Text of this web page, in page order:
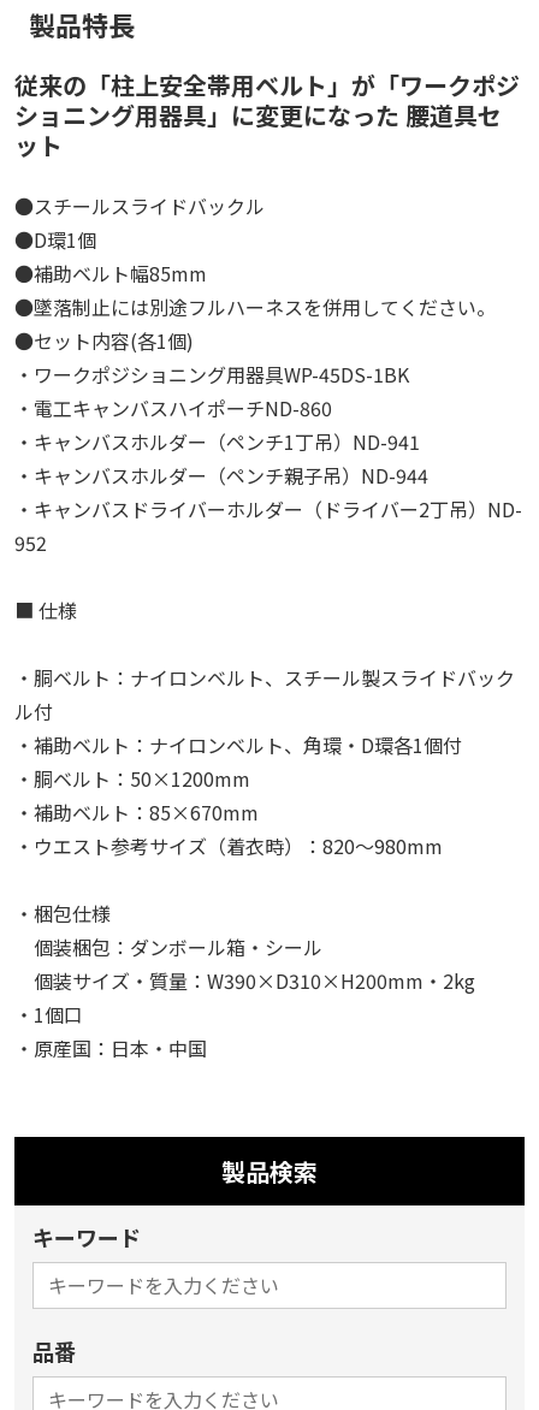
製品特長
従来の「柱上安全帯用ベルト」が「ワークポジ
ショニング用器具」に変更になった 腰道具セ
ット
●スチールスライドバックル
●D環1個
●補助ベルト幅85mm
●墜落制止には別途フルハーネスを併用してください。
●セット内容(各1個)
・ワークポジショニング用器具WP-45DS-1BK
・電工キャンバスハイポーチND-860
・キャンバスホルダー（ペンチ1丁吊）ND-941
・キャンバスホルダー（ペンチ親子吊）ND-944
・キャンバスドライバーホルダー（ドライバー2丁吊）ND-
952
■ 仕様
・胴ベルト：ナイロンベルト、スチール製スライドバック
ル付
・補助ベルト：ナイロンベルト、角環・D環各1個付
・胴ベルト：50×1200mm
・補助ベルト：85×670mm
・ウエスト参考サイズ（着衣時）：820～980mm
・梱包仕様
個装梱包：ダンボール箱・シール
個装サイズ・質量：W390×D310×H200mm・2kg
・1個口
・原産国：日本・中国
製品検索
キーワード
品番